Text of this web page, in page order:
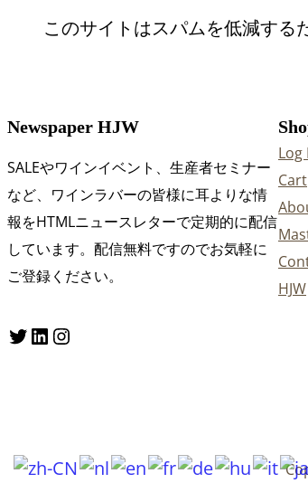
このサイトはスパムを低減する
Newspaper HJW
SALEやワインイベント、生産者セミナー
など、ワインラバーの皆様に耳よりな情
報をHTMLニュースレターで定期的に配信
しています。配信無料ですのでお気軽に
ご登録ください。
Twitter LinkedIn Instagram
Log
Cart
HJW